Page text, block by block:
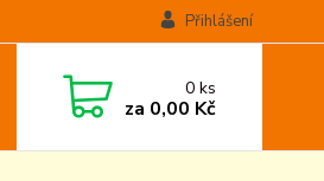
Přihlášení
0ks
za 0,00 Kč